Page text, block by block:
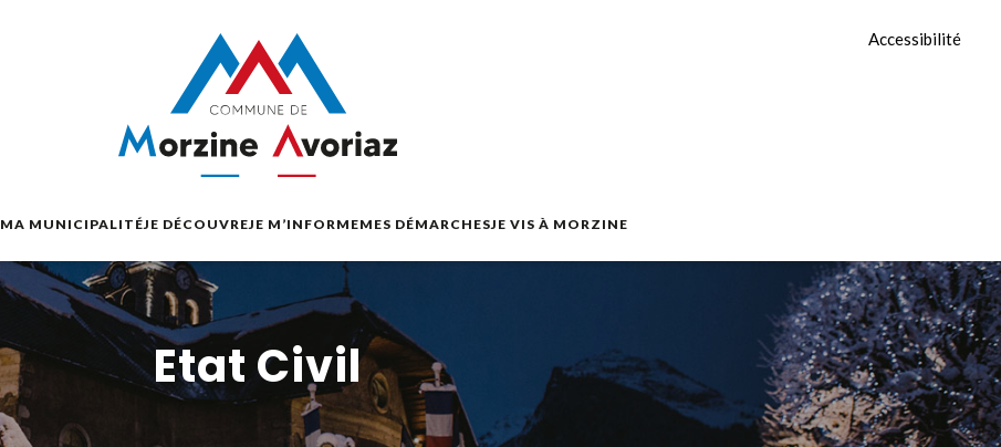
Accessibilité
MA MUNICIPALITÉJE DÉCOUVREJE M’INFORMEMES DÉMARCHESJE VIS À MORZINE
Etat Civil